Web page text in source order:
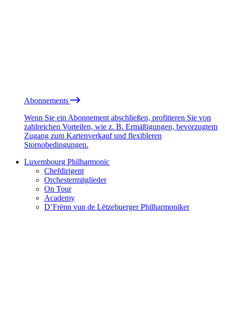
Abonnements
Wenn Sie ein Abonnement abschließen, profitieren Sie von
zahlreichen Vorteilen, wie z. B. Ermäßigungen, bevorzugtem
Zugang zum Kartenverkauf und flexibleren
Stornobedingungen.
Luxembourg Philharmonic
Chefdirigent
Orchestermitglieder
On Tour
Academy
D’Frënn vun de Lëtzebuerger Philharmoniker